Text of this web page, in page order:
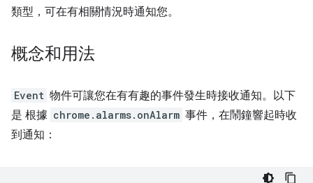
類型，可在有相關情況時通知您。
概念和用法
Event 物件可讓您在有有趣的事件發生時接收通知。以下
是 根據 chrome.alarms.onAlarm 事件，在鬧鐘響起時收
到通知：